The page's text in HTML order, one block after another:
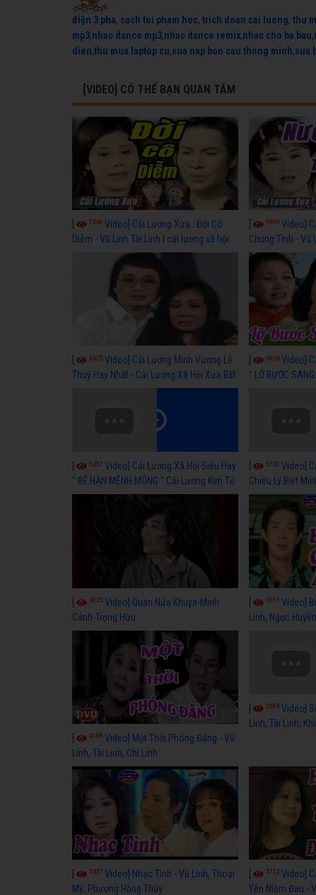
điện 3 pha, sach toi pham hoc, trich doan cai luong, thu
mp3,nhac dance mp3,nhac dance remix,nhac cho ba bau,
dien,thu mua laptop cu,sua nap bon cau thong minh,sua
[VIDEO] CÓ THỂ BẠN QUAN TÂM
7660 Video] Cải Lương Xưa : Đời Cô
Diễm - Vũ Linh Tài Linh | cải lương xã hội
6909 Video]
Chung Tình - Vũ
lương xã hội hay
6675 Video] Cải Lương Minh Vương Lệ
Thuỷ Hay Nhất - Cải Lương Xã Hội Xưa Bất
6966Video]
" LỠ BƯỚC
Thuỷ, Thanh
5457 Video] Cải Lương Xã Hội Siêu Hay
" BỂ HẬN MÊNH MÔNG " Cải Lương Kim Tử
Long, Thanh Ngân Hay Nhất
5730 Video]
Chiều Ly Biệt
lương xã hội hay
[ 6035 Video] Quán Nửa Khuya-Minh
Cảnh-Trọng Hữu
[ 9051 Video]
Linh, Ngọc
4108 Video] Một Thời Phóng Đãng - Vũ
Linh, Tài Linh, Chí Linh
[ 3656Video]
Linh, Tài Linh,
3437 Video] Nhạc Tình - Vũ Linh, Thoại
Mỹ, Phương Hồng Thủy
4112 Video]
Yên Niềm Đau -